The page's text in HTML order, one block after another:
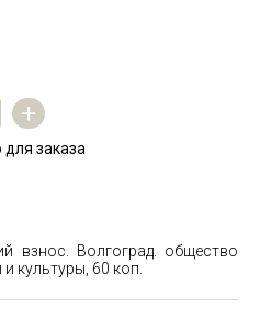
+
для заказа
взнос. Волгоград. общество
культуры, 60 коп.